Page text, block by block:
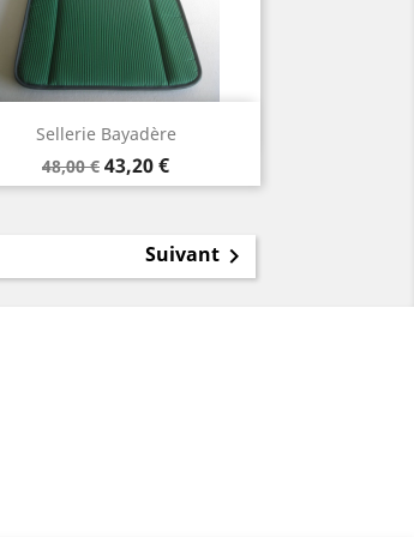
Sellerie Bayadère
Prix
de
48,00 € Prix
43,20 €
Aperçu rapide
Suivant